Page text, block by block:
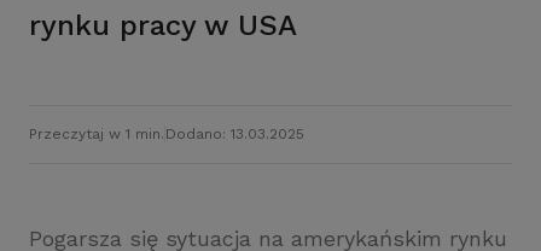
rynku pracy w USA
Przeczytaj w 1 min. Dodano: 13.03.2025
Pogarsza się sytuacja na amerykańskim rynku